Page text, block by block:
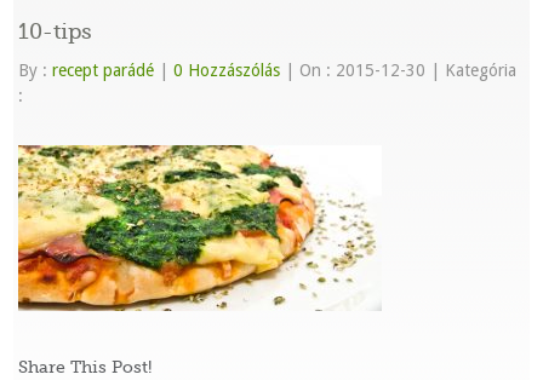
10-tips
By :recept parádé 0 Hozzászólás On : 2015-12-30
Kategória
:
Share This Post!